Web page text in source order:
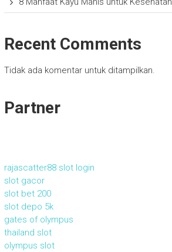
Recent Comments
Tidak ada komentar untuk ditampilkan.
Partner
rajascatter88 slot login
slot gacor
slot bet 200
slot depo 5k
gates of olympus
thailand slot
olympus slot